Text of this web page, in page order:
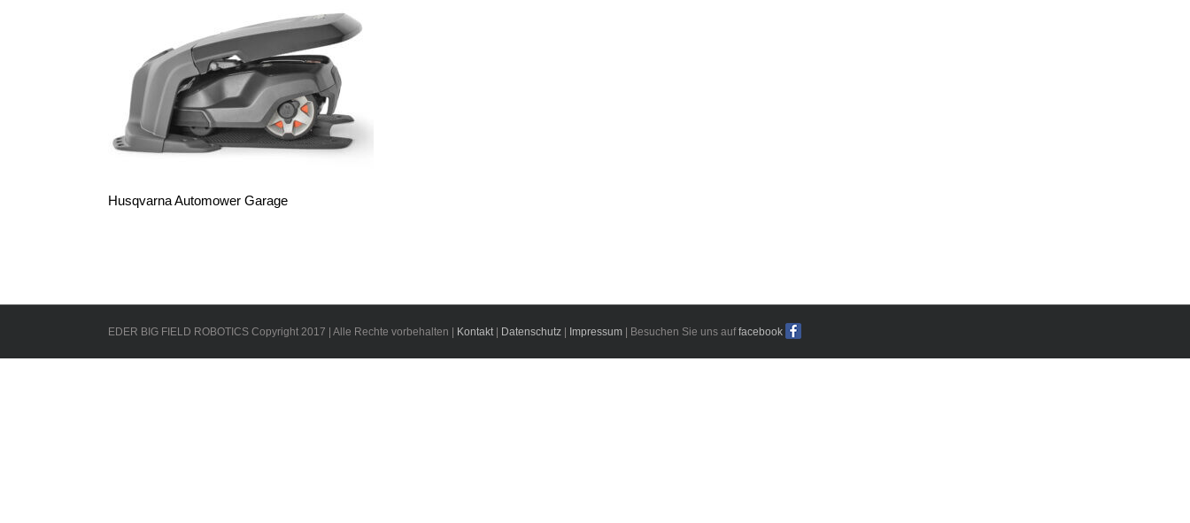
Husqvarna Automower Garage
EDER BIG FIELD ROBOTICS Copyright 2017 | Alle Rechte vorbehalten | Kontakt| Datenschutz Impressum | Besuchen Sie uns auffacebook